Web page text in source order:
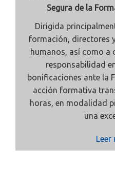
Segura de la
Dirigida
formación, directores
humanos, así como a
responsabilidad
bonificaciones ante la
acción formativa
horas, en modalidad
una
Leer